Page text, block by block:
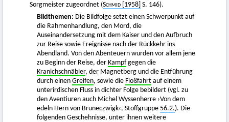
Sorgmeister zugeordnet (Schmid [1958] S. 146).
Bildthemen: Die Bildfolge setzt einen Schwerpunkt auf
die Rahmenhandlung, den Mord, die
Auseinandersetzung mit dem Kaiser und den Aufbruch
zur Reise sowie Ereignisse nach der Rückkehr ins
Abendland. Von den Abenteuern wurden vor allem jene
zu Beginn der Reise, der Kampfgegen die
Kranichschnäbler, der Magnetberg und die Entführung
durch einen Greifen, sowie die Floßfahrt auf einem
unterirdischen Fluss in dichter Folge bebildert (vgl. zu
den Aventiuren auch Michel Wyssenherre ›Von dem
edeln Hern von Bruneczwigk‹, Stoffgruppe 56.2.). Die
folgenden Geschehnisse, unter ihnen weitere